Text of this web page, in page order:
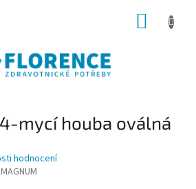
mycí houba oválná
hodnocení